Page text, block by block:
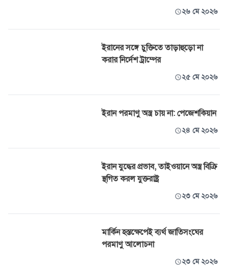
২৬ মে ২০২৬
ইরানের সঙ্গে চুক্তিতে তাড়াহুড়ো না
করার নির্দেশ ট্রাম্পের
২৫ মে ২০২৬
ইরান পরমাণু অস্ত্র চায় না: পেজেশকিয়ান
২৪ মে ২০২৬
ইরান যুদ্ধের প্রভাব, তাইওয়ানে অস্ত্র বিক্রি
স্থগিত করল যুক্তরাষ্ট্র
২৩ মে ২০২৬
মার্কিন হস্তক্ষেপেই ব্যর্থ জাতিসংঘের
পরমাণু আলোচনা
২৩ মে ২০২৬